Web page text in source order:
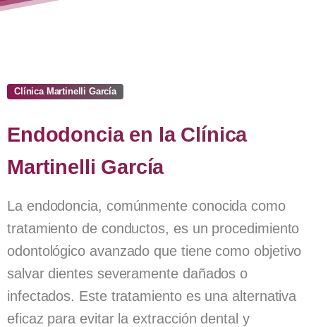
Clínica Martinelli García
Endodoncia en la Clínica
Martinelli García
La endodoncia, comúnmente conocida como
tratamiento de conductos, es un procedimiento
odontológico avanzado que tiene como objetivo
salvar dientes severamente dañados o
infectados. Este tratamiento es una alternativa
eficaz para evitar la extracción dental y